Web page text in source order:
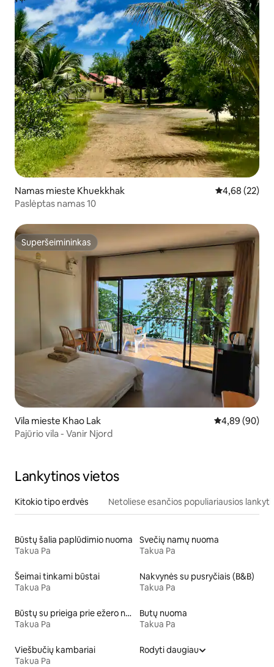
Namas mieste Khuekkhak Vidutinis
4,68 (22)
Paslėptas namas 10
Superšeimininkas
Superšeimininkas
Vila mieste Khao Lak Vidutinis
4,89 (90)
Pajūrio vila - Vanir Njord
Lankytinos vietos
Kitokio tipo erdvės Netoliese esančios populiariausios
Būstų šalia paplūdimio nuoma
Takua Pa
Svečių namų nuoma
Takua Pa
Šeimai tinkami būstai
Takua Pa
Nakvynės su pusryčiais (B&B)
Takua Pa
Būstų su prieiga prie ežero nuoma
Takua Pa
Butų nuoma
Takua Pa
Viešbučių kambariai
Takua Pa
Rodyti daugiau